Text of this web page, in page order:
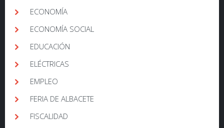
ECONOMÍA
ECONOMÍA SOCIAL
EDUCACIÓN
ELÉCTRICAS
EMPLEO
FERIA DE ALBACETE
FISCALIDAD